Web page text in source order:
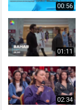
00:56
01:11
02:34